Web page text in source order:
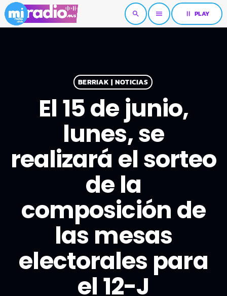
search menu pause PLAY
BERRIAK | NOTICIAS
El 15 de junio,
lunes, se
realizará el sorteo
de la
composición de
las mesas
electorales para
el 12-J